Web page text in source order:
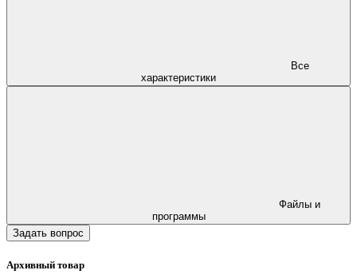
характеристики
программы
Задать вопрос
Архивный товар